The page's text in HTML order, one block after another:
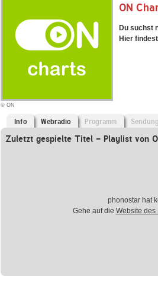
© ON
ON
Du suchst
Hier
Info Webradio Programm
Zuletzt gespielte Titel - Playlist von
phonostar hat
Gehe auf die Website des